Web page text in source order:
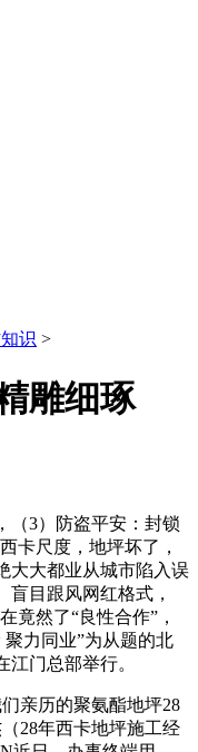
识 >
雕细琢
3）防盗平安：封锁
卡尺度，地坪坏了，
大大都业从城市陷入误
盲目跟风网红格式，
竟然了“良性合作”，
力同业”为从题的北
门总部举行。
亲历的聚氨酯地坪28
28年西卡地坪施工经